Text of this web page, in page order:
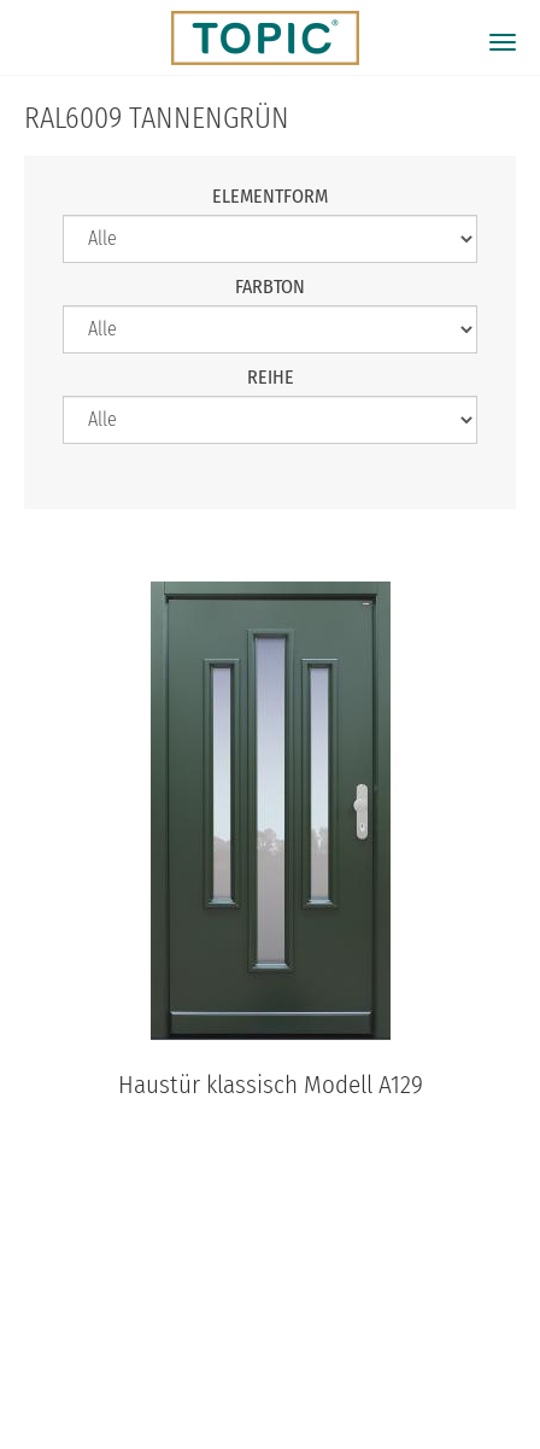
RAL6009 TANNENGRÜN
ELEMENTFORM
FARBTON
REIHE
Haustür klassisch Modell A129